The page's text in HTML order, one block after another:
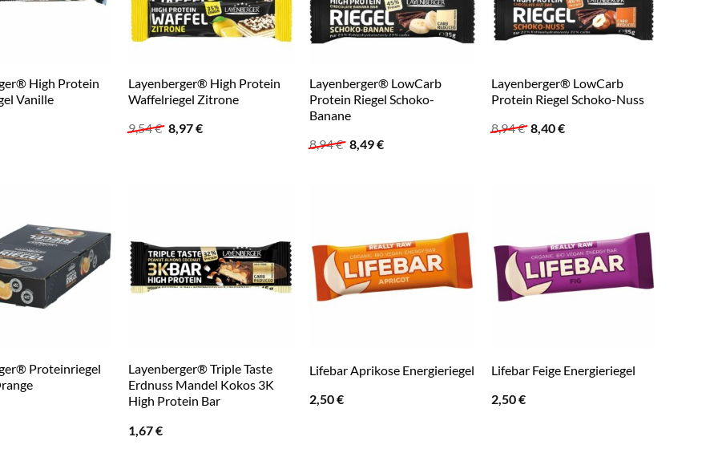
High Protein
Vanille
Layenberger® High Protein
Waffelriegel Zitrone
9,54€ Ursprünglicher
Preis
8,97€Aktueller
Layenberger® LowCarb
Protein Riegel Schoko-
Banane
8,94€ Ursprünglicher
Preis
8,49€Aktueller
Layenberger® LowCarb
Protein Riegel Schoko-Nuss
8,94€ Ursprünglicher
Preis
8,40€Aktueller
Proteinriegel
Layenberger® Triple Taste
Erdnuss Mandel Kokos 3K
High Protein Bar
1,67€
Lifebar Aprikose Energieriegel
2,50€
Lifebar Feige Energieriegel
2,50€